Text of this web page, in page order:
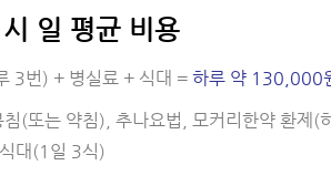
일 평균 비용
3번) + 병실료 + 식대 = 하루 약 130,000
침(또는 약침), 추나요법, 모커리한약 환제
대(1일 3식)